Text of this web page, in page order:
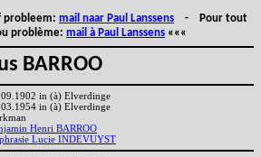
probleem: mail naar Paul Lanssens - Pour tout
problème: mail à Paul Lanssens «««
BARROO
in (à) Elverdinge
in (à) Elverdinge
Henri BARROO
Lucie INDEVUYST